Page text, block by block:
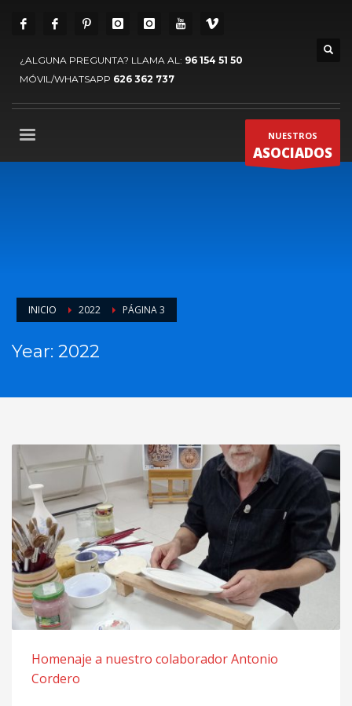
¿ALGUNA PREGUNTA? LLAMA AL: 96 154 51 50
MÓVIL/WHATSAPP 626 362 737
NUESTROS
ASOCIADOS
INICIO 2022 PÁGINA 3
Year: 2022
Homenaje a nuestro colaborador Antonio
Cordero